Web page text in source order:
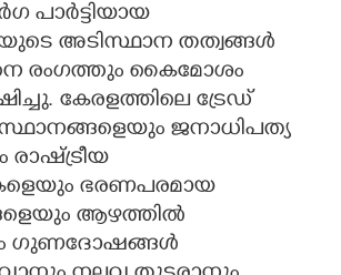
പാർട്ടിയായ
അടിസ്ഥാന തത്വങ്ങൾ
രംഗത്തും കൈമോശം
കേരളത്തിലെ ട്രേഡ്
ജനാധിപത്യ
ഭരണപരമായ
ആഴത്തിൽ
ഗുണദോഷങ്ങൾ